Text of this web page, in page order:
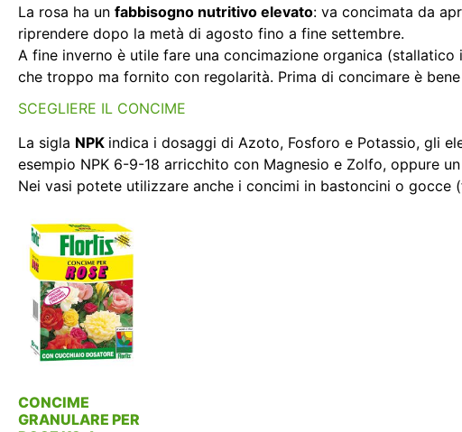
La rosa ha un fabbisogno nutritivo elevato: va concimata da
riprendere dopo la metà di agosto fino a fine settembre.
A fine inverno è utile fare una concimazione organica
che troppo ma fornito con regolarità. Prima di concimare è
SCEGLIERE IL CONCIME
La sigla NPK indica i dosaggi di Azoto, Fosforo e Potassio, gli
esempio NPK 6-9-18 arricchito con Magnesio e Zolfo, oppure
Nei vasi potete utilizzare anche i concimi in bastoncini o
CONCIME
GRANULARE PER